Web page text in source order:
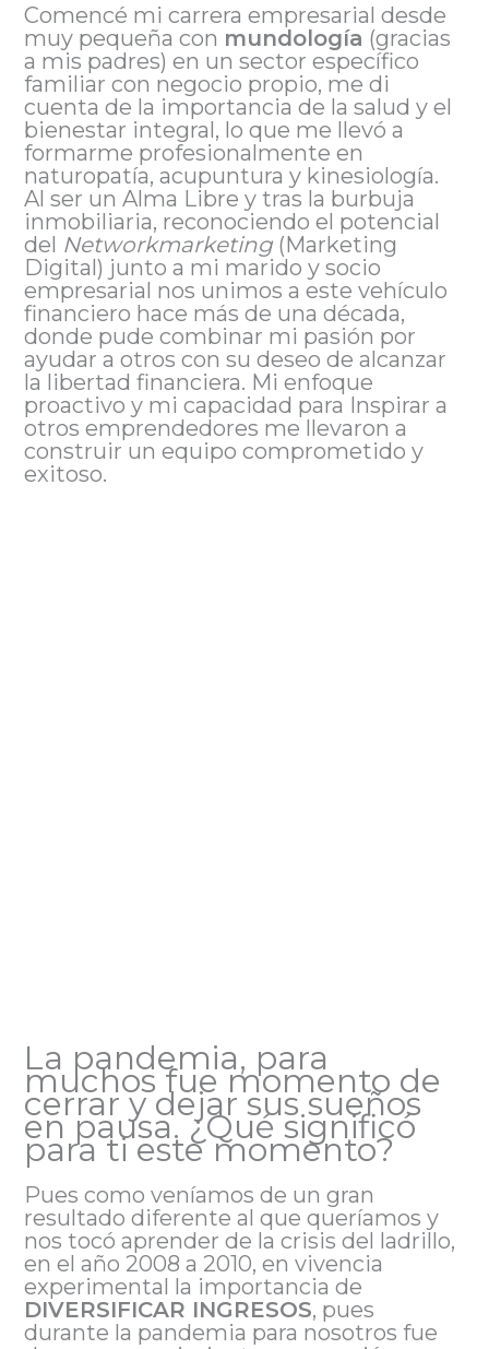
Comencé mi carrera empresarial desde
muy pequeña con mundología (gracias
a mis padres) en un sector específico
familiar con negocio propio, me di
cuenta de la importancia de la salud y el
bienestar integral, lo que me llevó a
formarme profesionalmente en
naturopatía, acupuntura y kinesiología.
Al ser un Alma Libre y tras la burbuja
inmobiliaria, reconociendo el potencial
del Networkmarketing (Marketing
Digital) junto a mi marido y socio
empresarial nos unimos a este vehículo
financiero hace más de una década,
donde pude combinar mi pasión por
ayudar a otros con su deseo de alcanzar
la libertad financiera. Mi enfoque
proactivo y mi capacidad para Inspirar a
otros emprendedores me llevaron a
construir un equipo comprometido y
exitoso.
La pandemia, para
muchos fue momento de
cerrar y dejar sus sueños
en pausa. ¿Qué significó
para ti este momento?
Pues como veníamos de un gran
resultado diferente al que queríamos y
nos tocó aprender de la crisis del ladrillo,
en el año 2008 a 2010, en vivencia
experimental la importancia de
DIVERSIFICAR INGRESOS, pues
durante la pandemia para nosotros fue